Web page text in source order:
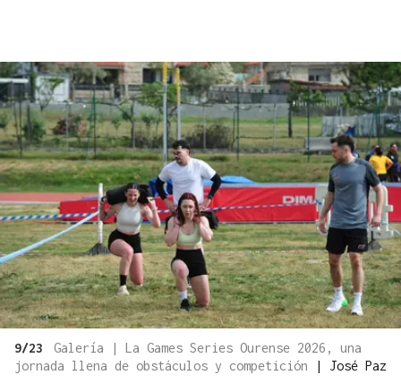
9/23
Galería | La Games Series Ourense 2026, una
jornada llena de obstáculos y competición
| José Paz